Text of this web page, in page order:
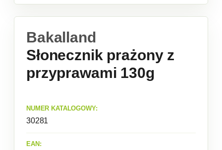
Bakalland
Słonecznik prażony z
przyprawami 130g
NUMER KATALOGOWY:
30281
EAN: